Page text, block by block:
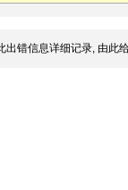
出错信息详细记录, 由此